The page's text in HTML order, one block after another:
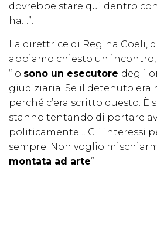
dovrebbe stare qui dentro
ha…”.
La direttrice di Regina Coeli,
abbiamo chiesto un incontro,
“Io sono un esecutore degli
giudiziaria. Se il detenuto era
perché c’era scritto questo. È
stanno tentando di portare
politicamente… Gli interessi
sempre. Non voglio
montata ad arte”.